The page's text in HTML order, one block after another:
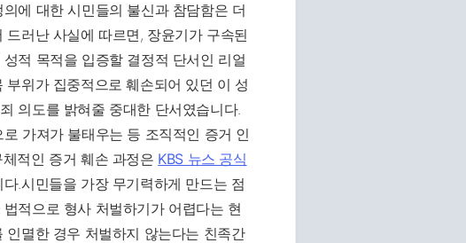
에 대한 시민들의 불신과 참담함은 더
러난 사실에 따르면, 장윤기가 구속된
적 목적을 입증할 결정적 단서인 리얼
위가 집중적으로 훼손되어 있던 이 성
의도를 밝혀줄 중대한 단서였습니다.
가져가 불태우는 등 조직적인 증거 인
적인 증거 훼손 과정은 KBS 뉴스 공식
.시민들을 가장 무기력하게 만드는 점
적으로 형사 처벌하기가 어렵다는 현
멸한 경우 처벌하지 않는다는 친족간